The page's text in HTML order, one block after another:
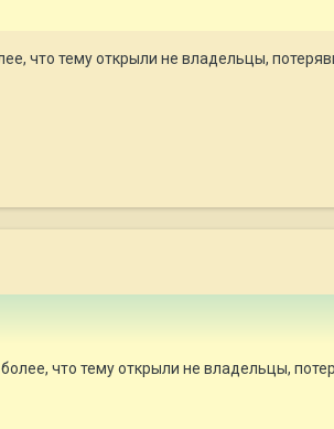
что тему открыли не владельцы,
что тему открыли не владельцы,